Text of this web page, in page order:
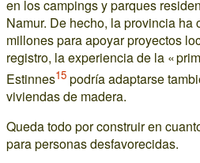
en los campings y parques
Namur. De hecho, la provincia ha
millones para apoyar proyectos
registro, la experiencia de la «
Estinnes15 podría adaptarse
viviendas de madera.
Queda todo por construir en
para personas desfavorecidas.